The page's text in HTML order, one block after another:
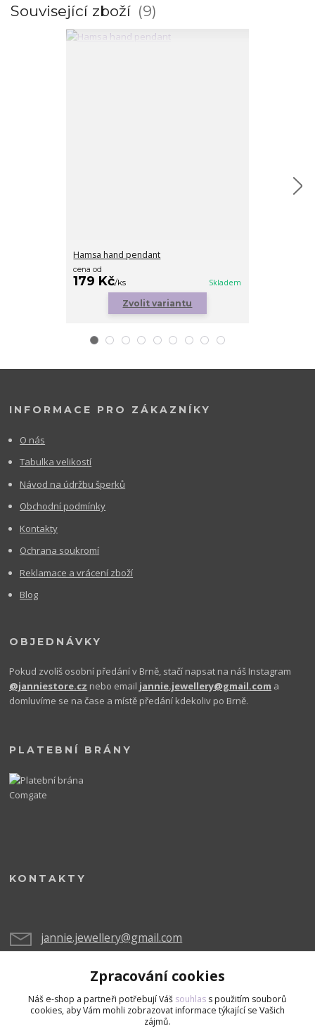
Související zboží 9
Hamsa hand pendant
cena od
179 Kč/ks Skladem
Zvolit variantu
INFORMACE PRO ZÁKAZNÍKY
O nás
Tabulka velikostí
Návod na údržbu šperků
Obchodní podmínky
Kontakty
Ochrana soukromí
Reklamace a vrácení zboží
Blog
OBJEDNÁVKY
Pokud zvolíš osobní předání v Brně, stačí napsat na náš Instagram
@janniestore.cz nebo email jannie.jewellery@gmail.com a
domluvíme se na čase a místě předání kdekoliv po Brně.
PLATEBNÍ BRÁNY
KONTAKTY
jannie.jewellery@gmail.com
Zpracování cookies
Náš e-shop a partneři potřebují Váš souhlas s použitím souborů
cookies, aby Vám mohli zobrazovat informace týkající se Vašich
zájmů.